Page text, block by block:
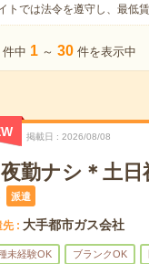
トでは法令を遵守し、最低
件中 1 ～ 30 件を表示中
掲載日 2026/08/08
夜勤ナシ＊土
派遣
先 大手都市ガス会社
未経験OK ブランクOK